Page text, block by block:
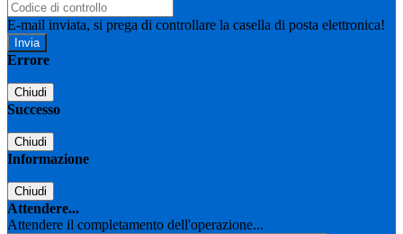
E-mail inviata, si prega di controllare la casella di posta elettronica!
Errore
Chiudi
Successo
Chiudi
Informazione
Chiudi
Attendere...
Attendere il completamento dell'operazione...